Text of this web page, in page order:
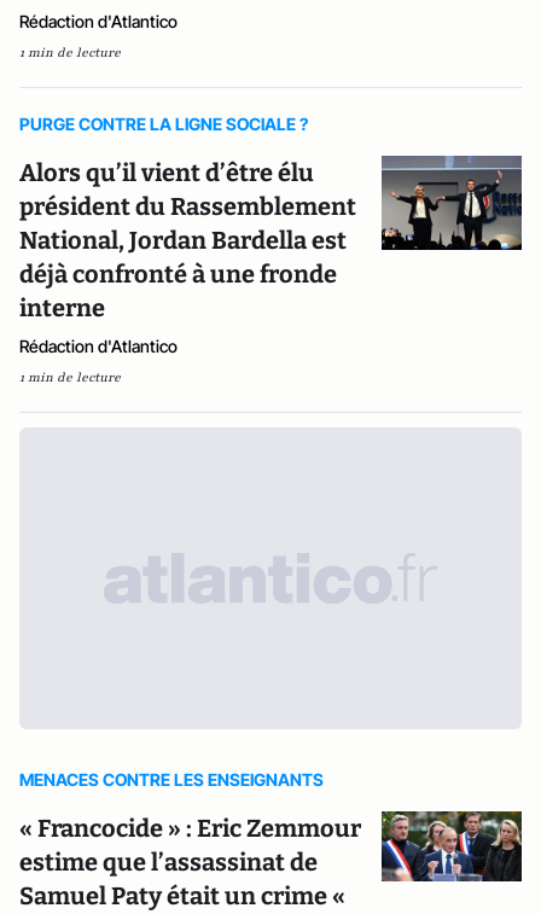
Rédaction d'Atlantico
1 min de lecture
PURGE CONTRE LA LIGNE SOCIALE ?
Alors qu’il vient d’être élu
président du Rassemblement
National, Jordan Bardella est
déjà confronté à une fronde
interne
Rédaction d'Atlantico
1 min de lecture
MENACES CONTRE LES ENSEIGNANTS
« Francocide » : Eric Zemmour
estime que l’assassinat de
Samuel Paty était un crime «